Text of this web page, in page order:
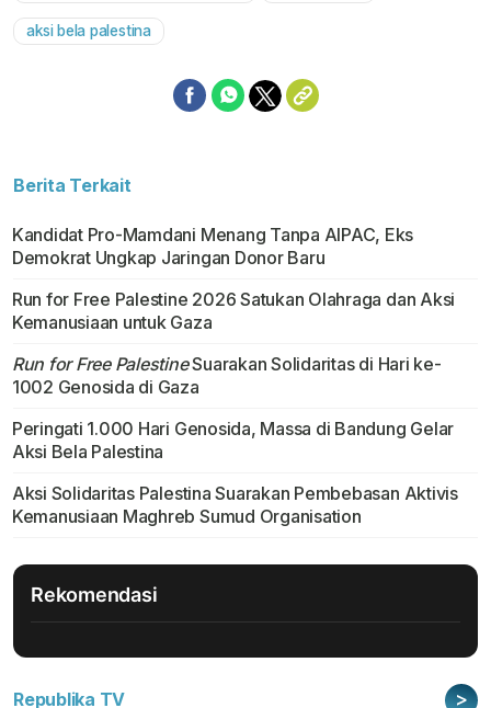
aksi bela palestina
Berita Terkait
Kandidat Pro-Mamdani Menang Tanpa AIPAC, Eks
Demokrat Ungkap Jaringan Donor Baru
Run for Free Palestine 2026 Satukan Olahraga dan Aksi
Kemanusiaan untuk Gaza
Run for Free PalestineSuarakan Solidaritas di Hari ke-
1002 Genosida di Gaza
Peringati 1.000 Hari Genosida, Massa di Bandung Gelar
Aksi Bela Palestina
Aksi Solidaritas Palestina Suarakan Pembebasan Aktivis
Kemanusiaan Maghreb Sumud Organisation
Rekomendasi
Republika TV >